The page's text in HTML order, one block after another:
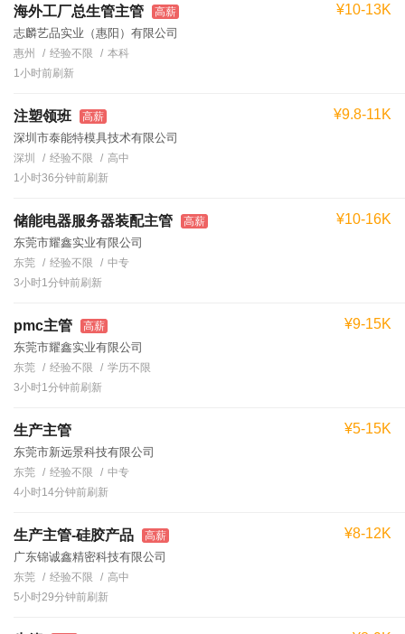
海外工厂总生管主管 高薪
志麟艺品实业（惠阳）有限公司
¥10-13K
惠州 经验不限
本科
1小时前刷新
注塑领班 高薪
深圳市泰能特模具技术有限公司
¥9.8-11K
深圳 经验不限
高中
1小时36分钟前刷新
储能电器服务器装配主管 高薪
东莞市耀鑫实业有限公司
¥10-16K
东莞 经验不限
中专
3小时1分钟前刷新
pmc主管 高薪
东莞市耀鑫实业有限公司
¥9-15K
东莞 经验不限
学历不限
3小时1分钟前刷新
生产主管
东莞市新远景科技有限公司
¥5-15K
东莞 经验不限
中专
4小时14分钟前刷新
生产主管-硅胶产品 高薪
广东锦诚鑫精密科技有限公司
¥8-12K
东莞 经验不限
高中
5小时29分钟前刷新